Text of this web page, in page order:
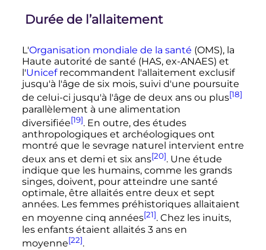
Durée de l’allaitement
L'Organisation mondiale de la santé (OMS), la
Haute autorité de santé (HAS, ex-ANAES) et
l'Unicefrecommandent l'allaitement exclusif
jusqu'à l'âge de six mois, suivi d'une poursuite
de celui-ci jusqu'à l'âge de deux ans ou plus[18]
parallèlement à une alimentation
diversifiée[19]. En outre, des études
anthropologiques et archéologiques ont
montré que le sevrage naturel intervient entre
deux ans et demi et six ans[20]. Une étude
indique que les humains, comme les grands
singes, doivent, pour atteindre une santé
optimale, être allaités entre deux et sept
années. Les femmes préhistoriques allaitaient
en moyenne cinq années[21]. Chez les inuits,
les enfants étaient allaités 3 ans en
moyenne[22].